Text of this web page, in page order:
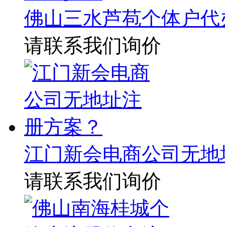
佛山三水芦苞个体户
请联系我们询价
江门新会电商公司无
请联系我们询价